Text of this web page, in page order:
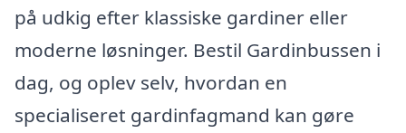
på udkig efter klassiske gardiner eller
moderne løsninger. Bestil Gardinbussen i
dag, og oplev selv, hvordan en
specialiseret gardinfagmand kan gøre